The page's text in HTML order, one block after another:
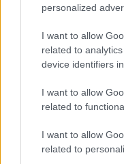
personalized
I want to allow
related to
device identifiers
I want to allow
related to
I want to allow
related to